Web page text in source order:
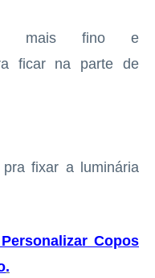
mais fino e
ficar na parte de
fixar a luminária
Copos
.